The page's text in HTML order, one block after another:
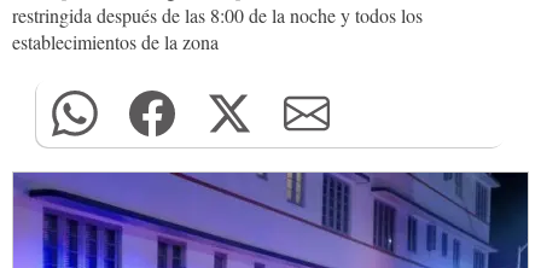
restringida después de las 8:00 de la noche y todos los
establecimientos de la zona